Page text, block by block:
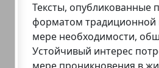
Тексты, опубликованные
форматом традиционной
мере необходимости,
Устойчивый интерес